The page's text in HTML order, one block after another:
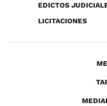
EDICTOS
LICITACIONES